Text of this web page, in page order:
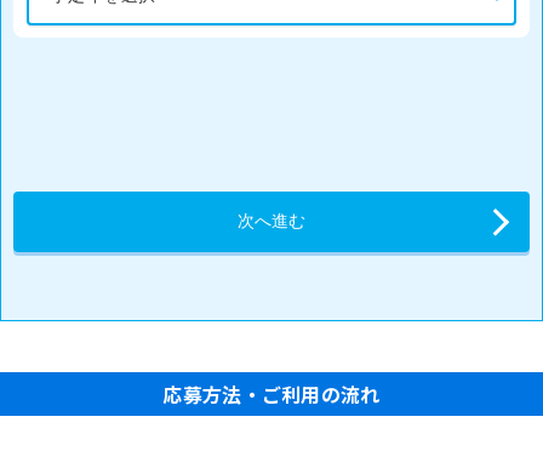
応募方法・ご利用の流れ